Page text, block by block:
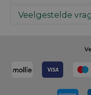
Werken bij AVA
Inspiratie
Review schrijven
Veelgestelde
Je retour